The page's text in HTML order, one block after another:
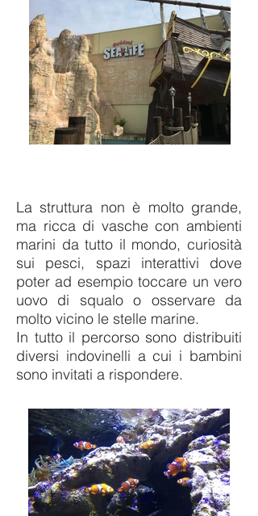
La struttura non è molto grande,
ma ricca di vasche con ambienti
marini da tutto il mondo, curiosità
sui pesci, spazi interattivi dove
poter ad esempio toccare un vero
uovo di squalo o osservare da
molto vicino le stelle marine.
In tutto il percorso sono distribuiti
diversi indovinelli a cui i bambini
sono invitati a rispondere.